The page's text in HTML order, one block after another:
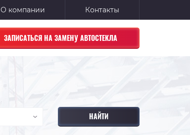
О компании Контакты
ЗАПИСАТЬСЯ НА ЗАМЕНУ АВТОСТЕКЛА